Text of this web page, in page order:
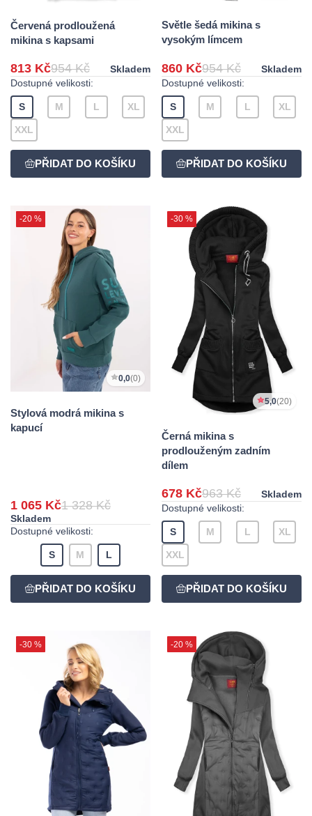
Červená prodloužená
mikina s kapsami
813 Kč954 Kč
Skladem
Dostupné velikosti:
S M L XL
XXL
Světle šedá mikina s
vysokým límcem
860 Kč954 Kč
Skladem
Dostupné velikosti:
S M L XL
XXL
-20 %
0,0(0)
Stylová modrá mikina s
kapucí
1 065 Kč1 328 Kč
Skladem
Dostupné velikosti:
S M L
-30 %
5,0(20)
Černá mikina s
prodlouženým zadním
dílem
678 Kč963 Kč
Skladem
Dostupné velikosti:
S M L XL
XXL
-30 % -20 %